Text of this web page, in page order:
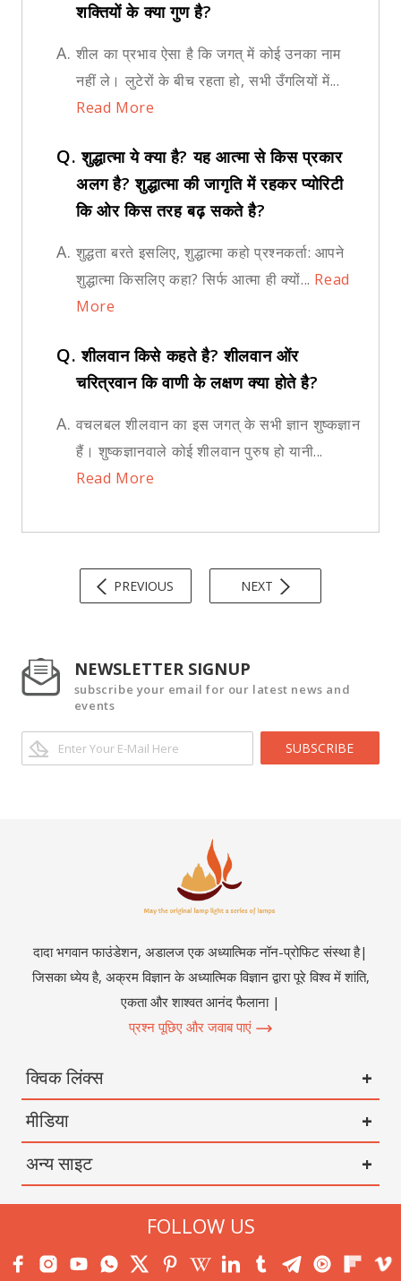
शक्तियों के क्या गुण है?
A. शील का प्रभाव ऐसा है कि जगत् में कोई उनका नाम
नहीं ले। लुटेरों के बीच रहता हो, सभी उँगलियों में...
Read More
Q.शुद्धात्मा ये क्या है? यह आत्मा से किस प्रकार
अलग है? शुद्धात्मा की जागृति में रहकर प्योरिटी
कि ओर किस तरह बढ़ सकते है?
A. शुद्धता बरते इसलिए, शुद्धात्मा कहो प्रश्नकर्ता: आपने
शुद्धात्मा किसलिए कहा? सिर्फ आत्मा ही क्यों... Read
More
Q.शीलवान किसे कहते है? शीलवान ओंर
चरित्रवान कि वाणी के लक्षण क्या होते है?
A. वचलबल शीलवान का इस जगत् के सभी ज्ञान शुष्कज्ञान
हैं। शुष्कज्ञानवाले कोई शीलवान पुरुष हो यानी...
Read More
PREVIOUS NEXT
NEWSLETTER SIGNUP
subscribe your email for our latest news and
events
SUBSCRIBE
दादा भगवान फाउंडेशन, अडालज एक अध्यात्मिक नॉन-प्रोफिट संस्था है|
जिसका ध्येय है, अक्रम विज्ञान के अध्यात्मिक विज्ञान द्वारा पूरे विश्व में शांति,
एकता और शाश्वत आनंद फैलाना |
प्रश्न पूछिए और जवाब पाएं
क्विक लिंक्स
मीडिया
अन्य साइट
FOLLOW US